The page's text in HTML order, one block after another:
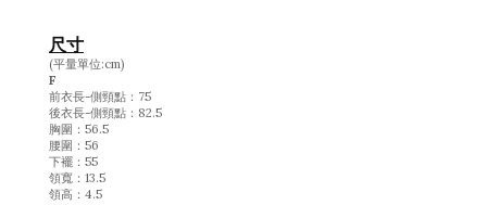
尺寸
(平量單位:cm)
F
前衣長-側頸點：75
後衣長-側頸點：82.5
胸圍：56.5
腰圍：56
下襬：55
領寬：13.5
領高：4.5